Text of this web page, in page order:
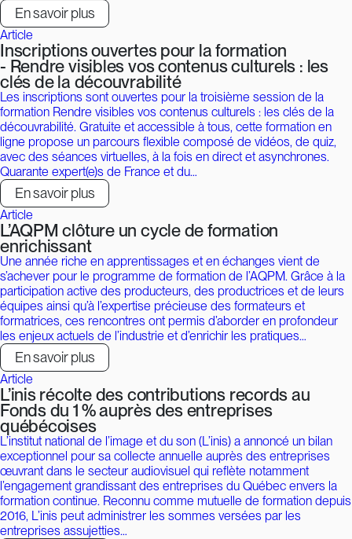
En savoir plus
Article
Inscriptions ouvertes pour la formation
- Rendre visibles vos contenus culturels : les
clés de la découvrabilité
Les inscriptions sont ouvertes pour la troisième session de la
formation Rendre visibles vos contenus culturels : les clés de la
découvrabilité. Gratuite et accessible à tous, cette formation en
ligne propose un parcours flexible composé de vidéos, de quiz,
avec des séances virtuelles, à la fois en direct et asynchrones.
Quarante expert(e)s de France et du…
En savoir plus
Article
L’AQPM clôture un cycle de formation
enrichissant
Une année riche en apprentissages et en échanges vient de
s’achever pour le programme de formation de l’AQPM. Grâce à la
participation active des producteurs, des productrices et de leurs
équipes ainsi qu’à l’expertise précieuse des formateurs et
formatrices, ces rencontres ont permis d’aborder en profondeur
les enjeux actuels de l’industrie et d’enrichir les pratiques…
En savoir plus
Article
L’inis récolte des contributions records au
Fonds du 1 % auprès des entreprises
québécoises
L’institut national de l’image et du son (L’inis) a annoncé un bilan
exceptionnel pour sa collecte annuelle auprès des entreprises
œuvrant dans le secteur audiovisuel qui reflète notamment
l’engagement grandissant des entreprises du Québec envers la
formation continue. Reconnu comme mutuelle de formation depuis
2016, L’inis peut administrer les sommes versées par les
entreprises assujetties…